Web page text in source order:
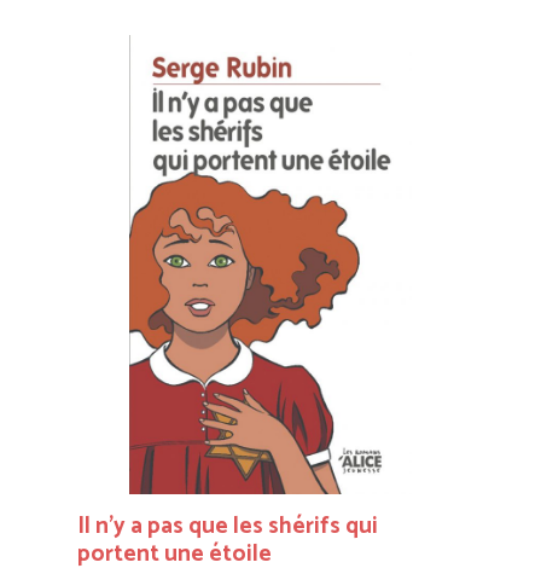
Il n’y a pas que les shérifs qui
portent une étoile